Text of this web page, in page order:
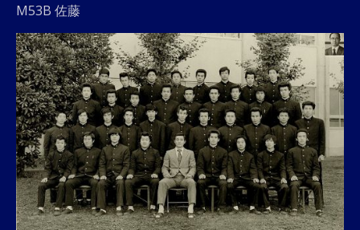
M53B 佐藤